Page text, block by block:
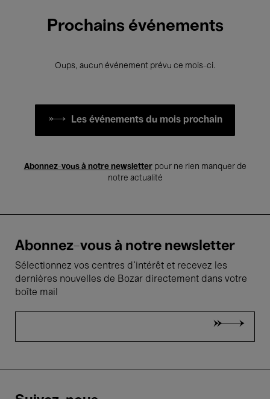
Prochains événements
Oups, aucun événement prévu ce mois-ci.
Les événements du mois prochain
Abonnez-vous à notre newsletterpour ne rien manquer de
notre actualité
Abonnez-vous à notre newsletter
Sélectionnez vos centres d'intérêt et recevez les
dernières nouvelles de Bozar directement dans votre
boîte mail